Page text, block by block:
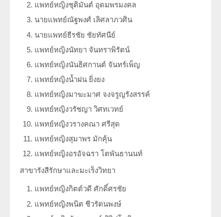
แพทย์หญิงชุติมันต์ อุดมพรมงคล
นายแพทย์ณัฐพงศ์ เลิศลาภวศิน
นายแพทย์ธีรชัย ชัยทัศนีย์
แพทย์หญิงนัทยา จันทราพิรัตน์
แพทย์หญิงนันธิศกานต์ จันทร์เพ็ญ
แพทย์หญิงน้ำฝน ยิ่งยง
แพทย์หญิงมาฆะมาศ จงจรูญรังสรรค์
แพทย์หญิงวรัชญา วิศทเวทย์
แพทย์หญิงวรางคณา ศรีสุด
แพทย์หญิงสุมาพร มักคุ้น
แพทย์หญิงอรอัจฉรา โตพันธานนท์
สาขารังสีรักษาและมะเร็งวิทยา
แพทย์หญิงกิตต์วดี ศักดิ์ศรชัย
แพทย์หญิงพนิต ชีวรัตนพงษ์